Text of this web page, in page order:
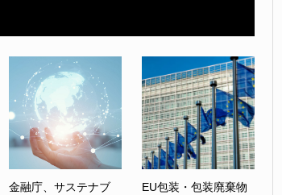
金融庁、サステナブ
EU包装・包装廃棄物